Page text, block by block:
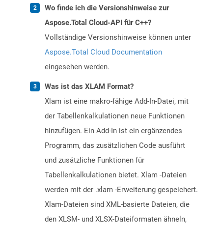
Wo finde ich die Versionshinweise zur
Aspose.Total Cloud-API für C++?
Vollständige Versionshinweise können unter
Aspose.Total Cloud Documentation
eingesehen werden.
Was ist das XLAM Format?
Xlam ist eine makro-fähige Add-In-Datei, mit
der Tabellenkalkulationen neue Funktionen
hinzufügen. Ein Add-In ist ein ergänzendes
Programm, das zusätzlichen Code ausführt
und zusätzliche Funktionen für
Tabellenkalkulationen bietet. Xlam -Dateien
werden mit der .xlam -Erweiterung gespeichert.
Xlam-Dateien sind XML-basierte Dateien, die
den XLSM- und XLSX-Dateiformaten ähneln,